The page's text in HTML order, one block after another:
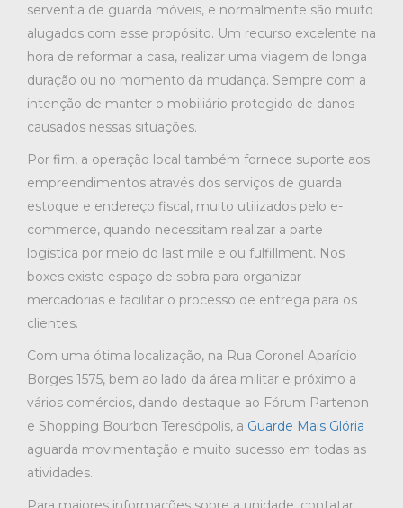
serventia de guarda móveis, e normalmente são muito
alugados com esse propósito. Um recurso excelente na
hora de reformar a casa, realizar uma viagem de longa
duração ou no momento da mudança. Sempre com a
intenção de manter o mobiliário protegido de danos
causados nessas situações.
Por fim, a operação local também fornece suporte aos
empreendimentos através dos serviços de guarda
estoque e endereço fiscal, muito utilizados pelo e-
commerce, quando necessitam realizar a parte
logística por meio do last mile e ou fulfillment. Nos
boxes existe espaço de sobra para organizar
mercadorias e facilitar o processo de entrega para os
clientes.
Com uma ótima localização, na Rua Coronel Aparício
Borges 1575, bem ao lado da área militar e próximo a
vários comércios, dando destaque ao Fórum Partenon
e Shopping Bourbon Teresópolis, a Guarde Mais Glória
aguarda movimentação e muito sucesso em todas as
atividades.